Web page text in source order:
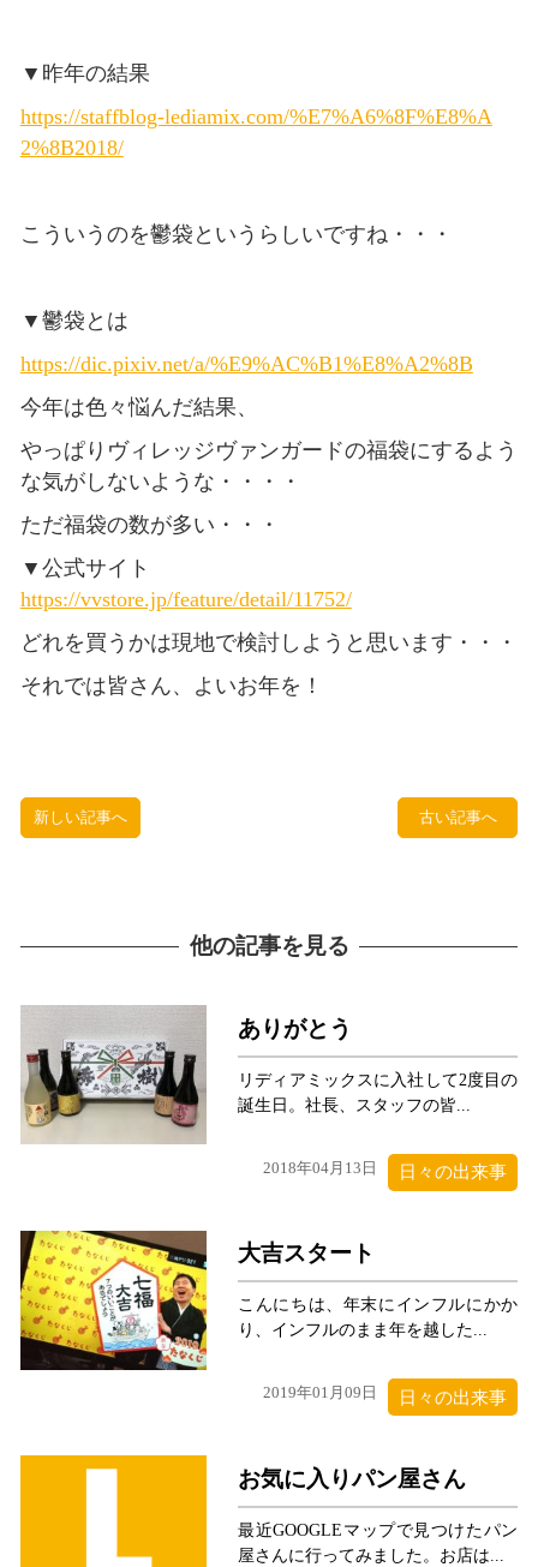
▼昨年の結果
https://staffblog-lediamix.com/%E7%A6%8F%E8%A
2%8B2018/
こういうのを鬱袋というらしいですね・・・
▼鬱袋とは
https://dic.pixiv.net/a/%E9%AC%B1%E8%A2%8B
今年は色々悩んだ結果、
やっぱりヴィレッジヴァンガードの福袋にするよう
な気がしないような・・・・
ただ福袋の数が多い・・・
▼公式サイト
https://vvstore.jp/feature/detail/11752/
どれを買うかは現地で検討しようと思います・・・
それでは皆さん、よいお年を！
新しい記事へ 古い記事へ
他の記事を見る
ありがとう
リディアミックスに入社して2度目の
誕生日。社長、スタッフの皆...
2018年04月13日 日々の出来事
大吉スタート
こんにちは、年末にインフルにかか
り、インフルのまま年を越した...
2019年01月09日 日々の出来事
お気に入りパン屋さん
最近GOOGLEマップで見つけたパン
屋さんに行ってみました。お店は...